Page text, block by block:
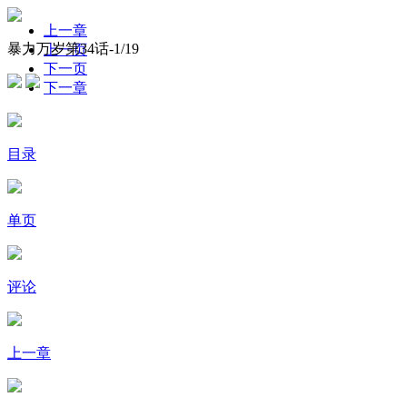
暴力万岁第34话-1/19
上一章
上一页
下一页
下一章
目录
单页
评论
上一章